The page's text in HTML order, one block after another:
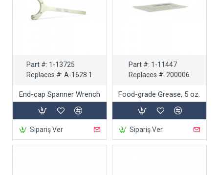
Part #: 1-13725
Replaces #: A-1628 1
End-cap Spanner Wrench
Sipariş Ver
Part #: 1-11447
Replaces #: 200006
Food-grade Grease, 5 oz.
Sipariş Ver